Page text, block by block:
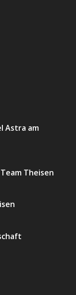
Astra am
Theisen